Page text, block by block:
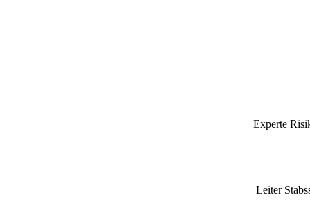
Experte
Leiter